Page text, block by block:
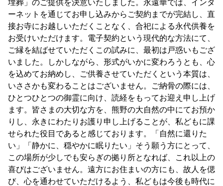
埋葬」のご提供を決意いたしました。永遠華では、インタ
ーネットを通じてお申し込みからご契約までが完結し、直
接お寺にお越しいただくことなく、合祀による永代供養を
お受けいただけます。電子契約という現代的な方法にて、
ご縁を結ばせていただくこの試みに、最初は戸惑いもござ
いました。しかしながら、形式がいかに変わろうとも、心
を込めてお納めし、ご供養させていただくという本質は、
いささかも変わることはございません。ご納骨の際には、
ひとつひとつの御霊に向け、読経をもってお迎え申し上げ
ます。皆さまの大切な方を、熊野の大自然の中にてお預か
りし、永きにわたりお護り申し上げることが、私どもに課
せられた役目であると感じております。「自然に還りた
い」「静かに、穏やかに眠りたい」そう願う方にとって、
この場所が少しでも安らぎの拠り所となれば、これ以上の
喜びはございません。遠方にお住まいの方にも、故人を偲
び、心を通わせていただけるよう、私どもは今後も時代に